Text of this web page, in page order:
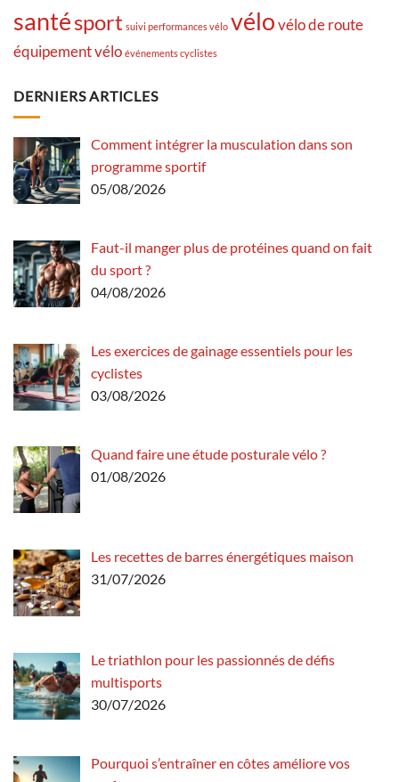
santésport suivi performances vélo vélovélo de route
équipement vélo événements cyclistes
DERNIERS ARTICLES
Comment intégrer la musculation dans son
programme sportif
05/08/2026
Faut-il manger plus de protéines quand on fait
du sport ?
04/08/2026
Les exercices de gainage essentiels pour les
cyclistes
03/08/2026
Quand faire une étude posturale vélo ?
01/08/2026
Les recettes de barres énergétiques maison
31/07/2026
Le triathlon pour les passionnés de défis
multisports
30/07/2026
Pourquoi s’entraîner en côtes améliore vos